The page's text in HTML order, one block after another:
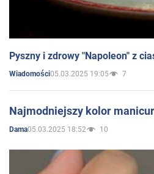
Pyszny i zdrowy "Napoleon" z
Wiadomości05.03.2025 19:05 7
Najmodniejszy kolor
Dama05.03.2025 18:52 10